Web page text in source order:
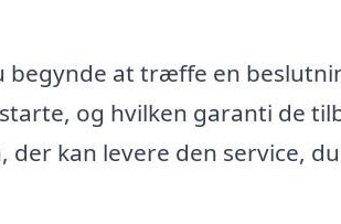
begynde at træffe en
og hvilken garanti de
kan levere den service,